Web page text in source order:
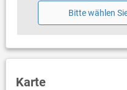
Waschmaschine in der
Internet per WLAN
Bitte wählen
Karte